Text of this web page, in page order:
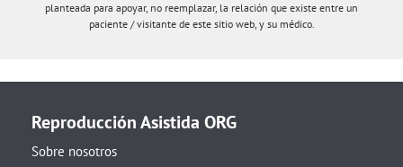
planteada para apoyar, no reemplazar, la relación que existe entre un
paciente / visitante de este sitio web, y su médico.
Reproducción Asistida ORG
Sobre nosotros